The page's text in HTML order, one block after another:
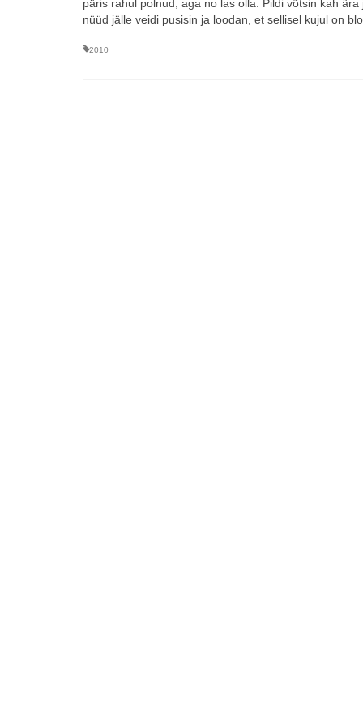
päris rahul polnud, aga no las olla. Pildi võtsin kah
nüüd jälle veidi pusisin ja loodan, et sellisel kujul on
2010